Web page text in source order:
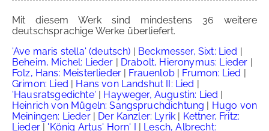
Mit diesem Werk sind mindestens 36 weitere
deutschsprachige Werke überliefert.
'Ave maris stella' (deutsch) | Beckmesser, Sixt: Lied |
Beheim, Michel: Lieder | Drabolt, Hieronymus: Lieder |
Folz, Hans: Meisterlieder | Frauenlob| Frumon: Lied |
Grimon: Lied | Hans von Landshut II: Lied |
'Hausratsgedichte' | Hayweger, Augustin: Lied |
Heinrich von Mügeln: Sangspruchdichtung | Hugo von
Meiningen: Lieder| Der Kanzler: Lyrik | Kettner, Fritz:
Lieder| 'König Artus' Horn' I | Lesch, Albrecht: